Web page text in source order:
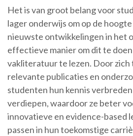
Het is van groot belang voor
lager onderwijs om op de
nieuwste ontwikkelingen in het
effectieve manier om dit te
vakliteratuur te lezen. Door zich
relevante publicaties en
studenten hun kennis
verdiepen, waardoor ze beter
innovatieve en evidence-based
passen in hun toekomstige